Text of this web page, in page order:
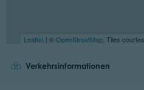
Leaflet | ©OpenStreetMap , Tiles
Verkehrsinformationen